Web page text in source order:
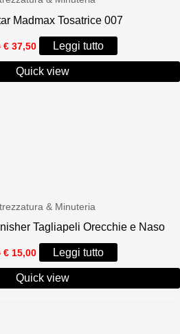
Madmax Tosatrice 007
Il
prezzo
originale
era:
€ 37,50 Il
prezzo
attuale
è:
Leggi tutto
Quick view
& Minuteria
Tagliapeli Orecchie e Naso
Il
prezzo
originale
era:
€ 15,00 Il
prezzo
attuale
è:
Leggi tutto
Quick view